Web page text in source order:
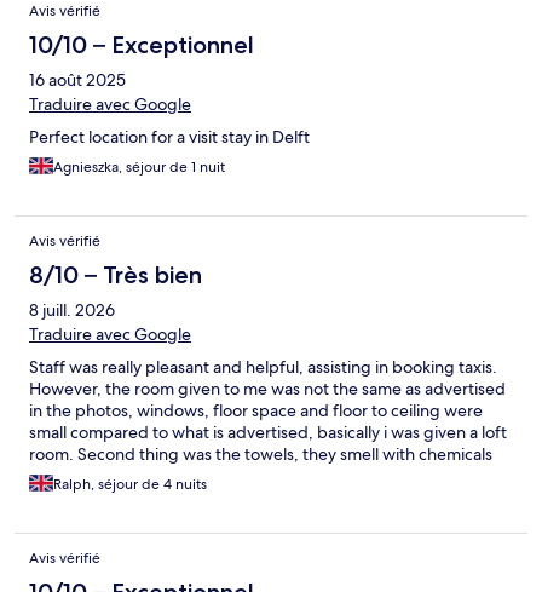
Avis vérifié
10/10 – Exceptionnel
16 août 2025
Traduire avec Google
Perfect location for a visit stay in Delft
Agnieszka, séjour de 1 nuit
Avis vérifié
8/10 – Très bien
8 juill. 2026
Traduire avec Google
Staff was really pleasant and helpful, assisting in booking taxis.
However, the room given to me was not the same as advertised
in the photos, windows, floor space and floor to ceiling were
small compared to what is advertised, basically i was given a loft
room. Second thing was the towels, they smell with chemicals
and not pleasant at all, i was very hesitant to use them for the 4
night stay.
Ralph, séjour de 4 nuits
Avis vérifié